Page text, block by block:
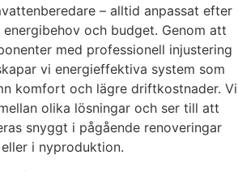
– alltid anpassat efter
och budget. Genom att
med professionell injustering
vi energieffektiva system som
komfort och lägre driftkostnader. Vi
olika lösningar och ser till att
snyggt i pågående renoveringar
i nyproduktion.